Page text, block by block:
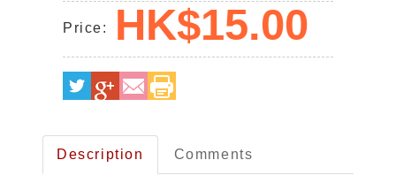
Price: HK$15.00
Description Comments